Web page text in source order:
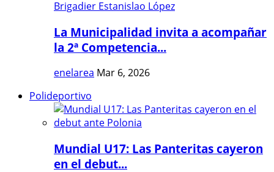
La Municipalidad invita a acompañar
la 2ª Competencia...
enelarea Mar 6, 2026
Polideportivo
Mundial U17: Las Panteritas cayeron
en el debut...